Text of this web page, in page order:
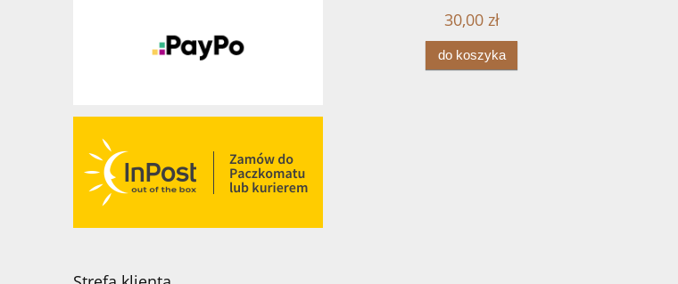
30,00 zł
do koszyka